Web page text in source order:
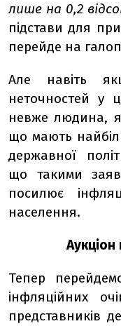
лише на 0,2
підстави для
перейде на
Але навіть
неточностей у
невже людина,
що мають
державної
що такими
посилює
населення.
Аукціон
Тепер
інфляційних
представників